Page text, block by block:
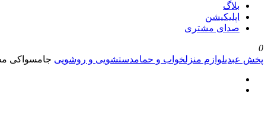
بلاگ
اپلیکیشن
صدای مشتری
0
پخش عبدیلوازم منزلخواب و حمامدستشویی و روشویی جامسواکی